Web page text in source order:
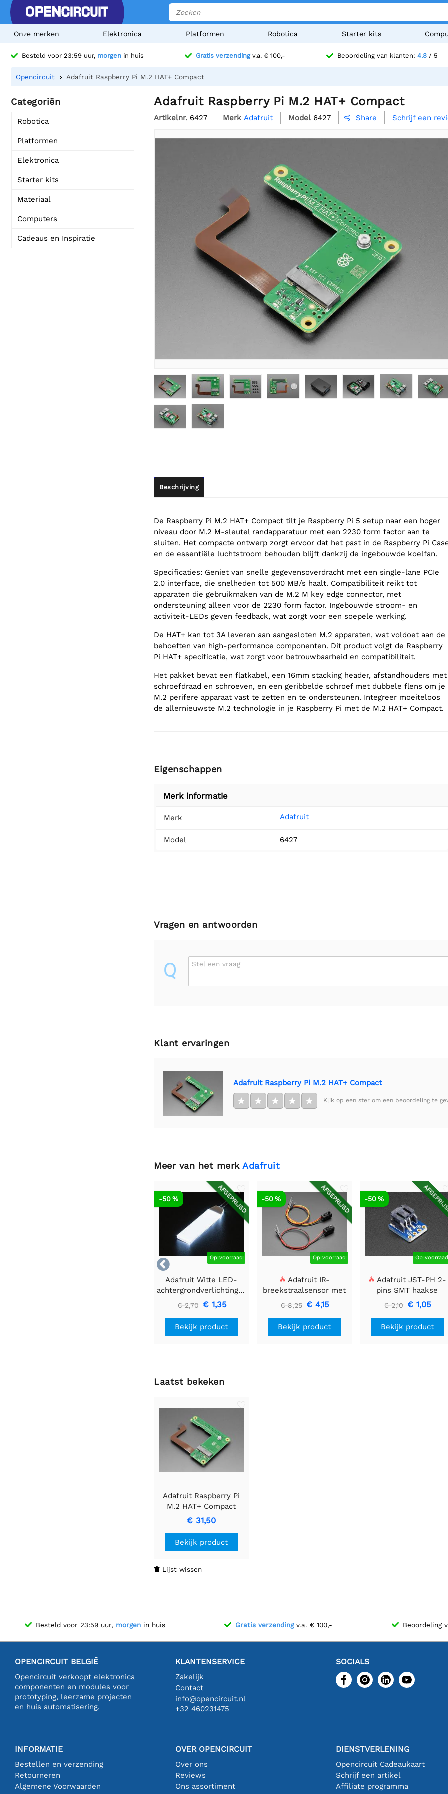
Onze merken Elektronica Platformen Robotica Starter kits
Besteld voor 23:59 uur, morgen in huis Gratis verzendingv.a. € 100,- Beoordeling van klanten: 4.8/ 5
Opencircuit Adafruit Raspberry Pi M.2 HAT+ Compact
Categoriën
Robotica
Platformen
Elektronica
Starter kits
Materiaal
Computers
Cadeaus en Inspiratie
Adafruit Raspberry Pi M.2 HAT+ Compact
Artikelnr. 6427 Merk Adafruit Model 6427  Share Schrijf een
Beschrijving
De Raspberry Pi M.2 HAT+ Compact tilt je Raspberry Pi 5 setup naar een hoger
niveau door M.2 M-sleutel randapparatuur met een 2230 form factor aan te
sluiten. Het compacte ontwerp zorgt ervoor dat het past in de Raspberry Pi
en de essentiële luchtstroom behouden blijft dankzij de ingebouwde koelfan.
Specificaties: Geniet van snelle gegevensoverdracht met een single-lane PCIe
2.0 interface, die snelheden tot 500 MB/s haalt. Compatibiliteit reikt tot
apparaten die gebruikmaken van de M.2 M key edge connector, met
ondersteuning alleen voor de 2230 form factor. Ingebouwde stroom- en
activiteit-LEDs geven feedback, wat zorgt voor een soepele werking.
De HAT+ kan tot 3A leveren aan aangesloten M.2 apparaten, wat voldoet aan de
behoeften van high-performance componenten. Dit product volgt de Raspberry
Pi HAT+ specificatie, wat zorgt voor betrouwbaarheid en compatibiliteit.
Het pakket bevat een flatkabel, een 16mm stacking header, afstandhouders met
schroefdraad en schroeven, en een geribbelde schroef met dubbele flens om je
M.2 perifere apparaat vast te zetten en te ondersteunen. Integreer moeiteloos
de allernieuwste M.2 technologie in je Raspberry Pi met de M.2 HAT+ Compact.
Eigenschappen
Merk informatie
Merk Adafruit
Model 6427
Vragen en antwoorden
Q Stel een vraag
Klant ervaringen
Adafruit Raspberry Pi M.2 HAT+ Compact
★ ★ ★ ★ ★ Klik op een ster om een beoordeling te
Meer van het merk Adafruit

AFGEPRIJSD
Op voorraad
-50 %
Adafruit Witte LED-
achtergrondverlichtingsmodule
- Klein 12 mm x 40 mm
€ 2,70 € 1,35
Bekijk product
AFGEPRIJSD
Op voorraad
-50 %
Adafruit IR-
breekstraalsensor met
premium draadheader
header einden - 5 mm
LED's
€ 8,25 € 4,15
Bekijk product
Op
-50 %
Adafruit JST-PH 2-
pins SMT haakse
Breakout Board
€ 2,10 € 1,05
Bekijk product
Laatst bekeken
Adafruit Raspberry Pi
M.2 HAT+ Compact
€ 31,50
Bekijk product
 Lijst wissen
Besteld voor 23:59 uur, morgen in huis Gratis verzendingv.a. € 100,- Beoordeling
OPENCIRCUIT BELGIË
Opencircuit verkoopt elektronica
componenten en modules voor
prototyping, leerzame projecten
en huis automatisering.
KLANTENSERVICE
Zakelijk
Contact
info@opencircuit.nl
+32 460231475
SOCIALS
INFORMATIE
Bestellen en verzending
Retourneren
Algemene Voorwaarden
OVER OPENCIRCUIT
Over ons
Reviews
Ons assortiment
DIENSTVERLENING
Opencircuit Cadeaukaart
Schrijf een artikel
Affiliate programma